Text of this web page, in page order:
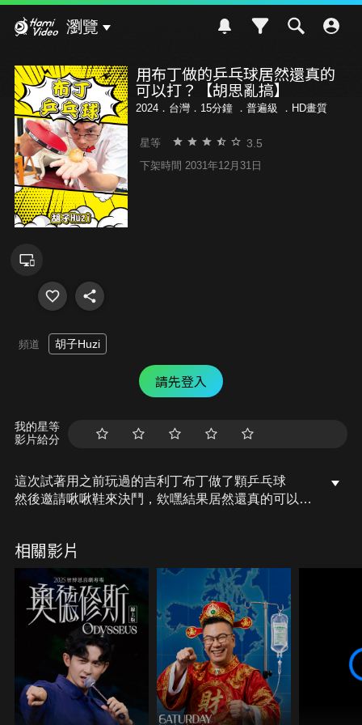
瀏覽
用布丁做的乒乓球居然還真的
可以打？【胡思亂搞】
2024．台灣．15分鐘 ． 普遍級 ．HD畫質
星等 3.5
下架時間 2031年12月31日
頻道 胡子Huzi
請先登入
我的星等
影片給分
這次試著用之前玩過的吉利丁布丁做了顆乒乓球
然後邀請啾啾鞋來決鬥，欸嘿結果居然還真的可以
#胡思亂搞 #布丁乒乓球 #吉利丁粉
相關影片